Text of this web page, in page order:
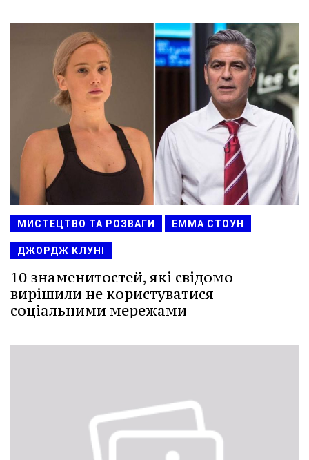
МИСТЕЦТВО ТА РОЗВАГИ ЕММА СТОУН
ДЖОРДЖ КЛУНІ
10 знаменитостей, які свідомо
вирішили не користуватися
соціальними мережами